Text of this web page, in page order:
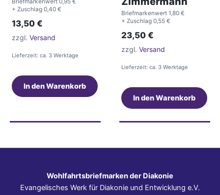
+ Zuschlag 0,40 €
13,50 €
zzgl. Versand
Lieferzeit: ca. 3 Werktage
In den Warenkorb
Briefmarkenwert 1,80 €
+ Zuschlag 0,55 €
23,50 €
zzgl. Versand
Lieferzeit: ca. 3 Werktage
In den Warenkorb
Wohlfahrtsbriefmarken der Diakonie
Evangelisches Werk für Diakonie und Entwicklung e.V.